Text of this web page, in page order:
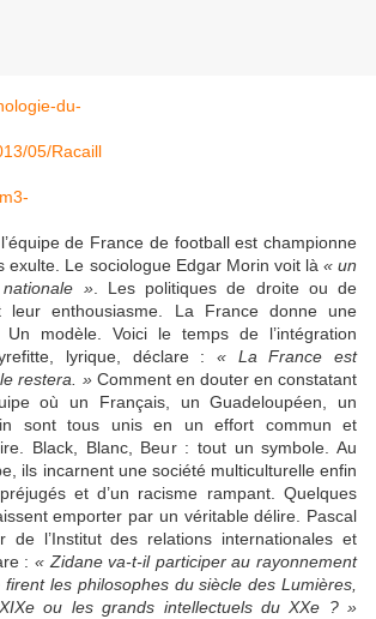
de France de football est championne
exulte. Le sociologue Edgar Morin voit là « un
nationale ». Les politiques de droite ou de
leur enthousiasme. La France donne une
modèle. Voici le temps de l’intégration
lyrique, déclare : « La France est
restera. »Comment en douter en constatant
où un Français, un Guadeloupéen, un
sont tous unis en un effort commun et
Black, Blanc, Beur : tout un symbole. Au
ils incarnent une société multiculturelle enfin
et d’un racisme rampant. Quelques
emporter par un véritable délire. Pascal
de l’Institut des relations internationales et
: « Zidane va-t-il participer au rayonnement
les philosophes du siècle des Lumières,
ou les grands intellectuels du XXe ? »